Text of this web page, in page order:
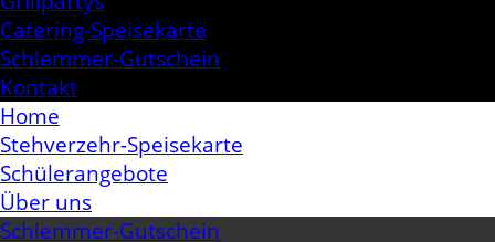
Catering-Speisekarte
Schlemmer-Gutschein
Kontakt
Home
Stehverzehr-Speisekarte
Schülerangebote
Über uns
Schlemmer-Gutschein